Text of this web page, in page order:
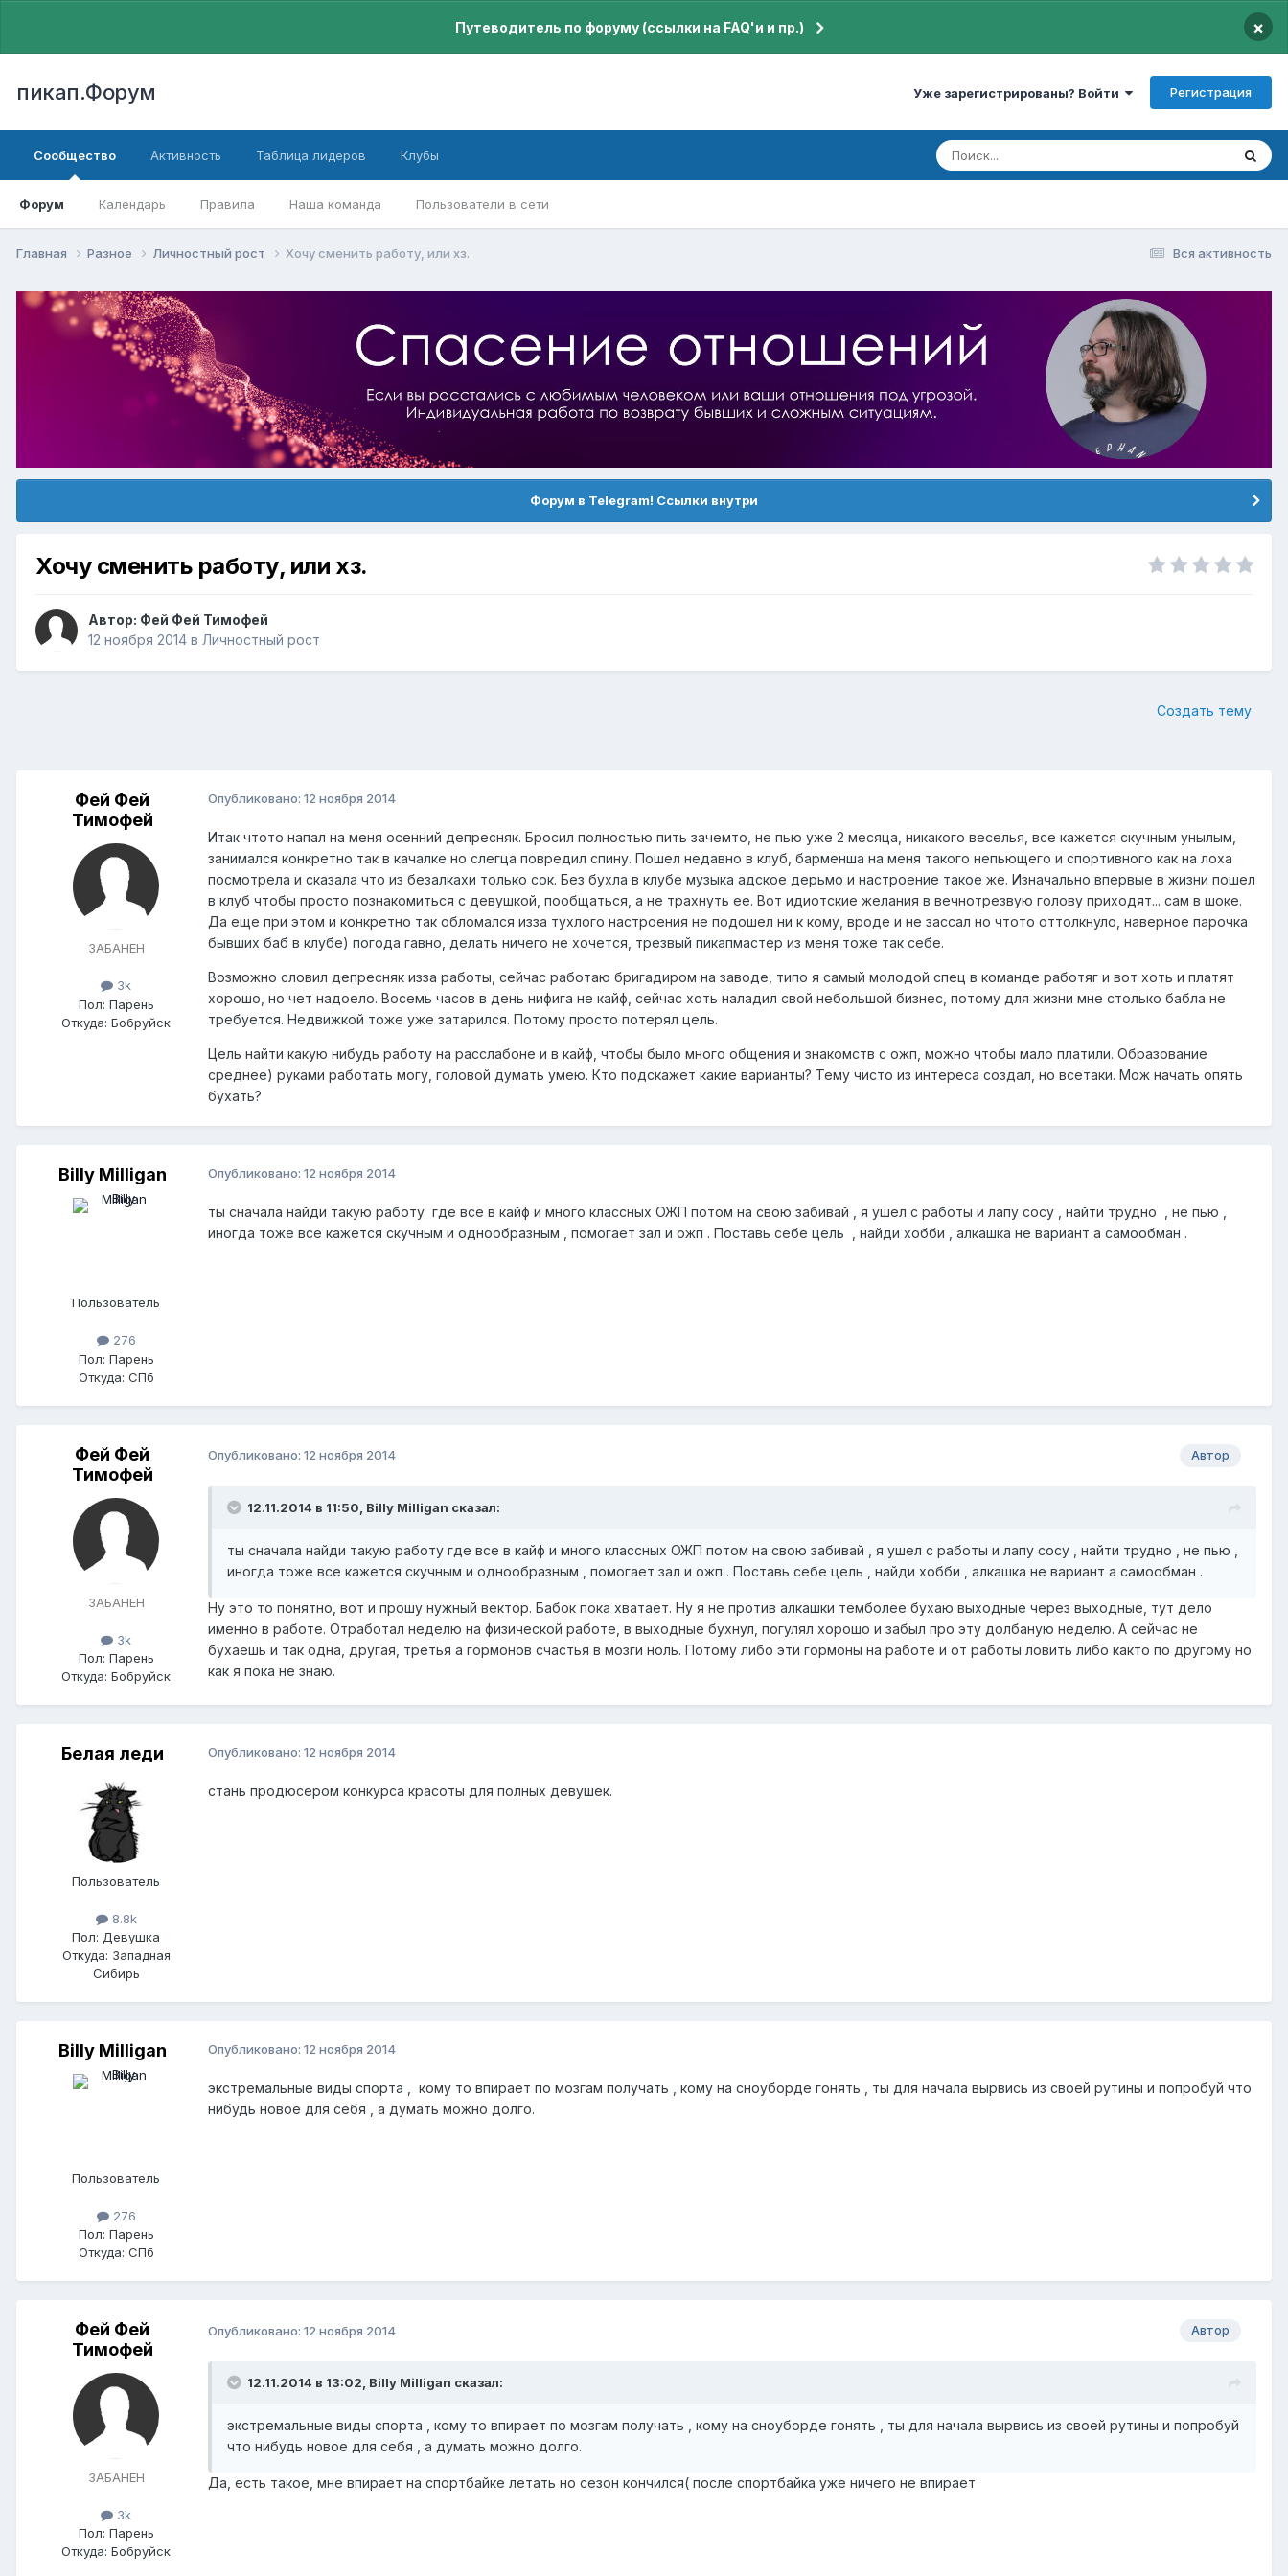
Путеводитель по форуму (ссылки на FAQ'и и пр.) ×
пикап.Форум Уже зарегистрированы? Войти Регистрация
Сообщество
Форум Календарь Правила Наша команда Пользователи в сети
Активность Таблица лидеров Клубы
Вся активность
Главная Разное Личностный рост Хочу сменить работу, или хз.
Форум в Telegram! Ссылки внутри
Хочу сменить работу, или хз.
Автор: Фей Фей Тимофей
12 ноября 2014 в Личностный рост
Создать тему
Фей Фей
Тимофей
ЗАБАНЕН
3k
Пол: Парень
Откуда: Бобруйск
Опубликовано: 12 ноября 2014
Итак чтото напал на меня осенний депресняк. Бросил полностью пить зачемто, не пью уже 2 месяца, никакого веселья, все кажется скучным унылым,
занимался конкретно так в качалке но слегца повредил спину. Пошел недавно в клуб, барменша на меня такого непьющего и спортивного как на лоха
посмотрела и сказала что из безалкахи только сок. Без бухла в клубе музыка адское дерьмо и настроение такое же. Изначально впервые в жизни пошел
в клуб чтобы просто познакомиться с девушкой, пообщаться, а не трахнуть ее. Вот идиотские желания в вечнотрезвую голову приходят... сам в шоке.
Да еще при этом и конкретно так обломался изза тухлого настроения не подошел ни к кому, вроде и не зассал но чтото оттолкнуло, наверное парочка
бывших баб в клубе) погода гавно, делать ничего не хочется, трезвый пикапмастер из меня тоже так себе.
Возможно словил депресняк изза работы, сейчас работаю бригадиром на заводе, типо я самый молодой спец в команде работяг и вот хоть и платят
хорошо, но чет надоело. Восемь часов в день нифига не кайф, сейчас хоть наладил свой небольшой бизнес, потому для жизни мне столько бабла не
требуется. Недвижкой тоже уже затарился. Потому просто потерял цель.
Цель найти какую нибудь работу на расслабоне и в кайф, чтобы было много общения и знакомств с ожп, можно чтобы мало платили. Образование
среднее) руками работать могу, головой думать умею. Кто подскажет какие варианты? Тему чисто из интереса создал, но всетаки. Мож начать опять
бухать?
Billy Milligan
Пользователь
276
Пол: Парень
Откуда: СПб
Опубликовано: 12 ноября 2014
ты сначала найди такую работу где все в кайф и много классных ОЖП потом на свою забивай , я ушел с работы и лапу сосу , найти трудно , не пью ,
иногда тоже все кажется скучным и однообразным , помогает зал и ожп . Поставь себе цель , найди хобби , алкашка не вариант а самообман .
Фей Фей
Тимофей
ЗАБАНЕН
3k
Пол: Парень
Откуда: Бобруйск
Автор
Опубликовано: 12 ноября 2014
12.11.2014 в 11:50, Billy Milligan сказал:
ты сначала найди такую работу где все в кайф и много классных ОЖП потом на свою забивай , я ушел с работы и лапу сосу , найти трудно , не пью ,
иногда тоже все кажется скучным и однообразным , помогает зал и ожп . Поставь себе цель , найди хобби , алкашка не вариант а самообман .
Ну это то понятно, вот и прошу нужный вектор. Бабок пока хватает. Ну я не против алкашки темболее бухаю выходные через выходные, тут дело
именно в работе. Отработал неделю на физической работе, в выходные бухнул, погулял хорошо и забыл про эту долбаную неделю. А сейчас не
бухаешь и так одна, другая, третья а гормонов счастья в мозги ноль. Потому либо эти гормоны на работе и от работы ловить либо както по другому но
как я пока не знаю.
Белая леди
Пользователь
8.8k
Пол: Девушка
Откуда: Западная
Сибирь
Опубликовано: 12 ноября 2014
стань продюсером конкурса красоты для полных девушек.
Billy Milligan
Пользователь
276
Пол: Парень
Откуда: СПб
Опубликовано: 12 ноября 2014
экстремальные виды спорта , кому то впирает по мозгам получать , кому на сноуборде гонять , ты для начала вырвись из своей рутины и попробуй что
нибудь новое для себя , а думать можно долго.
Фей Фей
Тимофей
ЗАБАНЕН
3k
Пол: Парень
Откуда: Бобруйск
Автор
Опубликовано: 12 ноября 2014
12.11.2014 в 13:02, Billy Milligan сказал:
экстремальные виды спорта , кому то впирает по мозгам получать , кому на сноуборде гонять , ты для начала вырвись из своей рутины и попробуй
что нибудь новое для себя , а думать можно долго.
Да, есть такое, мне впирает на спортбайке летать но сезон кончился( после спортбайка уже ничего не впирает